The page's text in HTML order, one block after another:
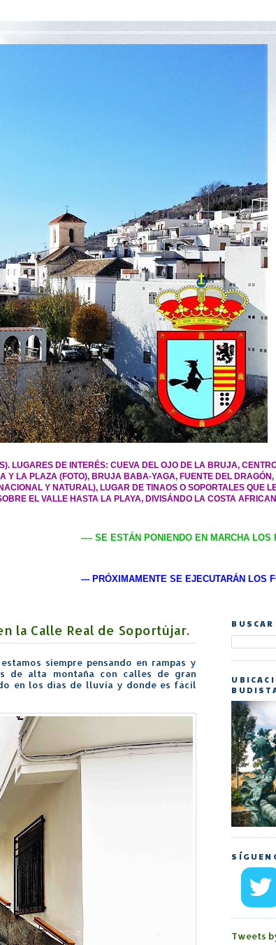
LUGARES DE INTERÉS: CUEVA DEL OJO DE LA BRUJA,
LA PLAZA (FOTO), BRUJA BABA-YAGA, FUENTE DEL
Y NATURAL), LUGAR DE TINAOS O SOPORTALES QUE
EL VALLE HASTA LA PLAYA, DIVISÁNDO LA COSTA
---- SE ESTÁN PONIENDO EN MARCHA LOS PROYECTOS
--- PRÓXIMAMENTE SE EJECUTARÁN LOS FONDOS
Tweets
la Calle Real de Soportújar.
siempre pensando en rampas y
de alta montaña con calles de gran
en los días de lluvia y donde es fácil